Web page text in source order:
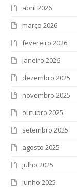
abril 2026
março 2026
fevereiro 2026
janeiro 2026
dezembro 2025
novembro 2025
outubro 2025
setembro 2025
agosto 2025
julho 2025
junho 2025